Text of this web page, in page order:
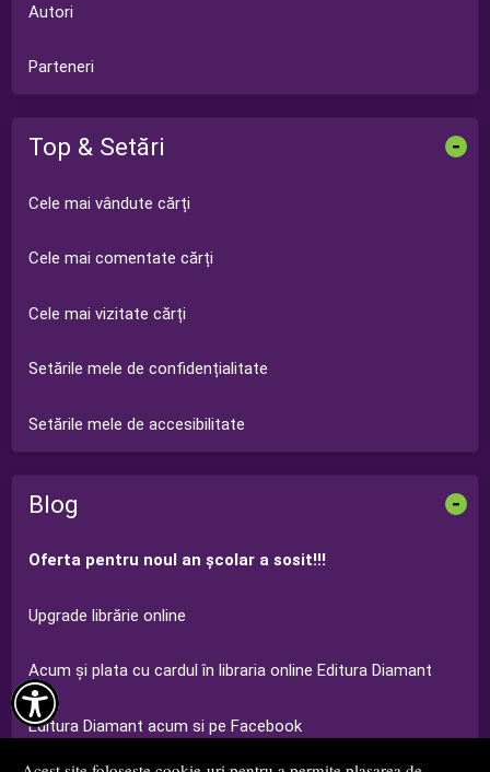

Autori
Parteneri
Top & Setări -
Cele mai vândute cărți
Cele mai comentate cărți
Cele mai vizitate cărți
Setările mele de confidențialitate
Setările mele de accesibilitate
Blog -
Oferta pentru noul an şcolar a sosit!!!
Upgrade librărie online
Acum şi plata cu cardul în libraria online Editura Diamant
Editura Diamant acum si pe Facebook